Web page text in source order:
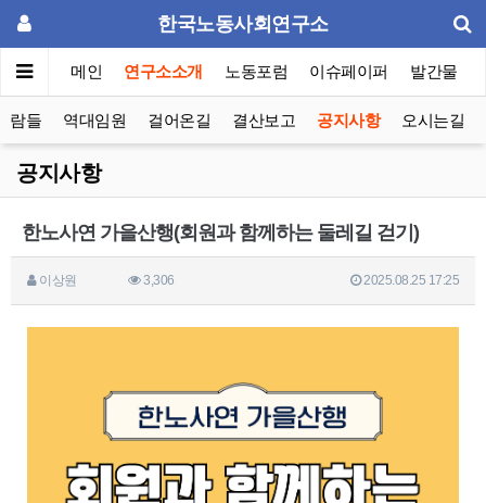
한국노동사회연구소
메인 연구소소개 노동포럼 이슈페이퍼 발간물
람들 역대임원 걸어온길 결산보고 공지사항 오시는길
공지사항
한노사연 가을산행(회원과 함께하는 둘레길 걷기)
이상원 3,306 2025.08.25 17:25